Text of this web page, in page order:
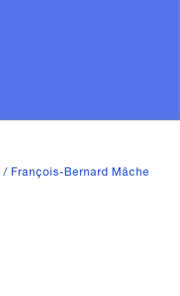
/ François-Bernard Mâche